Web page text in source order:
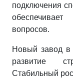
подключения
вопросов.
Новый завод
развитие
Стабильный